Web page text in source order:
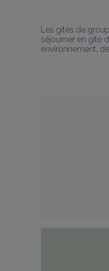
Les gîtes de
séjourner en gîte
environnement,